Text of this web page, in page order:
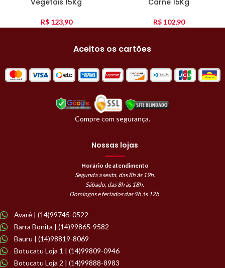
Vegetais 15Kg
R$123,90
Carne 15Kg
R$102,90
Aceitos os cartões
Compre com segurança.
Nossas lojas
Horário de atendimento
Segunda a sexta, das 8h às 19h.
Sábado, das 8h às 18h.
Domingos e feriados das 9h às 12h.
Avaré | (14)99745-0522
Barra Bonita | (14)99865-9582
Bauru | (14)98819-8069
Botucatu Loja 1 | (14)99809-0946
Botucatu Loja 2 | (14)99888-8983